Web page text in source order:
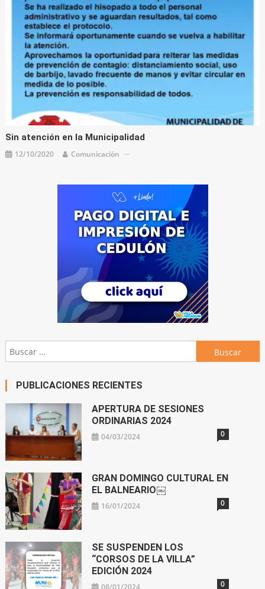
Sin atención en la Municipalidad
12/10/2020 Comunicación
Buscar:
PUBLICACIONES RECIENTES
APERTURA DE SESIONES
ORDINARIAS 2024
04/03/2024 0
GRAN DOMINGO CULTURAL EN
EL BALNEARIO￼
16/01/2024 0
SE SUSPENDEN LOS
“CORSOS DE LA VILLA”
EDICIÓN 2024
08/01/2024 0